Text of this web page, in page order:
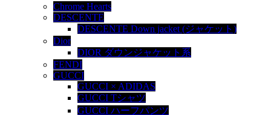
Chrome Hearts
DESCENTE
DESCENTE Down jacket (ジャケット)
Dior
DIOR ダウンジャケット系
FENDI
GUCCI
GUCCI × ADIDAS
GUCCI Tシャツ
GUCCI ハーフパンツ